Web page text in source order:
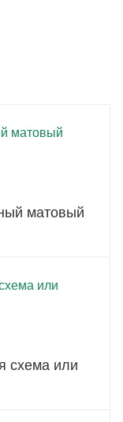
матовый
схема или